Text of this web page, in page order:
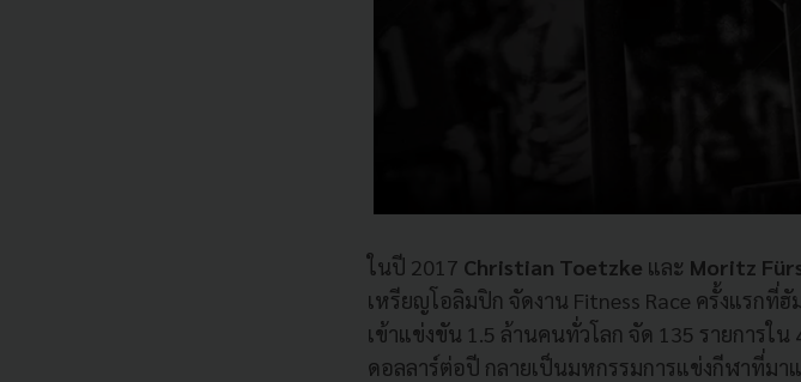
ในปี 2017 Christian Toetzke และ Moritz
เหรียญโอลิมปิก จัดงาน Fitness Race ครั้งแรกที่
เข้าแข่งขัน 1.5 ล้านคนทั่วโลก จัด 135 รายการใ
ดอลลาร์ต่อปี กลายเป็นมหกรรมการแข่งกีฬาที่มา